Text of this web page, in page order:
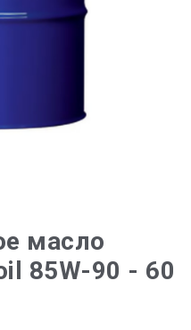
масло
85W-90 - 60